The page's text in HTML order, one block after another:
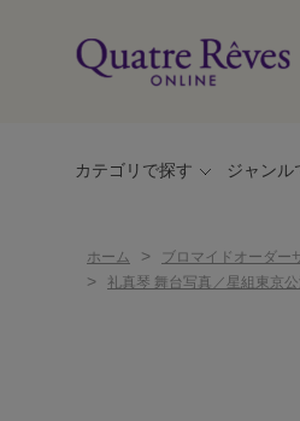
カテゴリで探す ジャンル
ホーム > ブロマイドオーダー
> 礼真琴 舞台写真／星組東京